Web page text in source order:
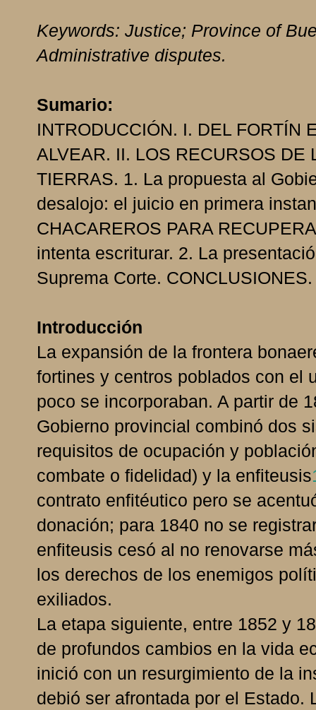
Keywords: Justice; Province of
Administrative disputes.
Sumario:
INTRODUCCIÓN. I. DEL FORTÍN
ALVEAR. II. LOS RECURSOS DE
TIERRAS. 1. La propuesta al
desalojo: el juicio en primera
CHACAREROS PARA
intenta escriturar. 2. La
Suprema Corte.
Introducción
La expansión de la frontera
fortines y centros poblados con el
poco se incorporaban. A partir de
Gobierno provincial combinó dos
requisitos de ocupación y
combate o fidelidad) y la enfiteusis
contrato enfitéutico pero se
donación; para 1840 no se
enfiteusis cesó al no renovarse
los derechos de los enemigos
exiliados.
La etapa siguiente, entre 1852 y
de profundos cambios en la vida
inició con un resurgimiento de la
debió ser afrontada por el Estado.